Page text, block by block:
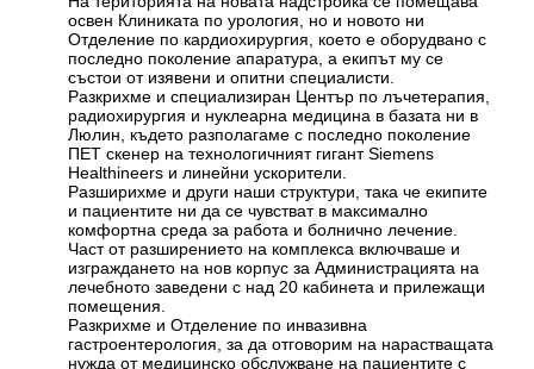
освен Клиниката по урология, но и новото ни
Отделение по кардиохирургия, което е оборудвано с
последно поколение апаратура, а екипът му се
състои от изявени и опитни специалисти.
Разкрихме и специализиран Център по лъчетерапия,
радиохирургия и нуклеарна медицина в базата ни в
Люлин, където разполагаме с последно поколение
ПЕТ скенер на технологичният гигант Siemens
Healthineers и линейни ускорители.
Разширихме и други наши структури, така че екипите
и пациентите ни да се чувстват в максимално
комфортна среда за работа и болнично лечение.
Част от разширението на комплекса включваше и
изграждането на нов корпус за Администрацията на
лечебното заведени с над 20 кабинета и прилежащи
помещения.
Разкрихме и Отделение по инвазивна
гастроентерология, за да отговорим на нарастващата
нужда от медицинско обслужване на пациентите с